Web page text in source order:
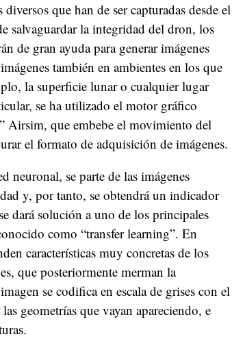
que han de ser capturadas desde el
salvaguardar la integridad del dron, los
de gran ayuda para generar imágenes
también en ambientes en los que
la superficie lunar o cualquier lugar
se ha utilizado el motor gráfico
Airsim, que embebe el movimiento del
el formato de adquisición de imágenes.
neuronal, se parte de las imágenes
y, por tanto, se obtendrá un indicador
dará solución a uno de los principales
como “transfer learning”. En
características muy concretas de los
que posteriormente merman la
se codifica en escala de grises con el
geometrías que vayan apareciendo, e